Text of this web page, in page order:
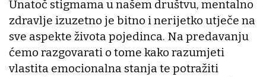
Unatoč stigmama u našem društvu, mentalno
zdravlje izuzetno je bitno i nerijetko utječe na
sve aspekte života pojedinca. Na predavanju
ćemo razgovarati o tome kako razumjeti
vlastita emocionalna stanja te potražiti